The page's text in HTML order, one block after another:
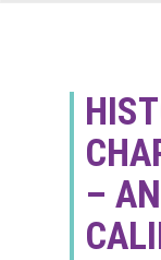
–